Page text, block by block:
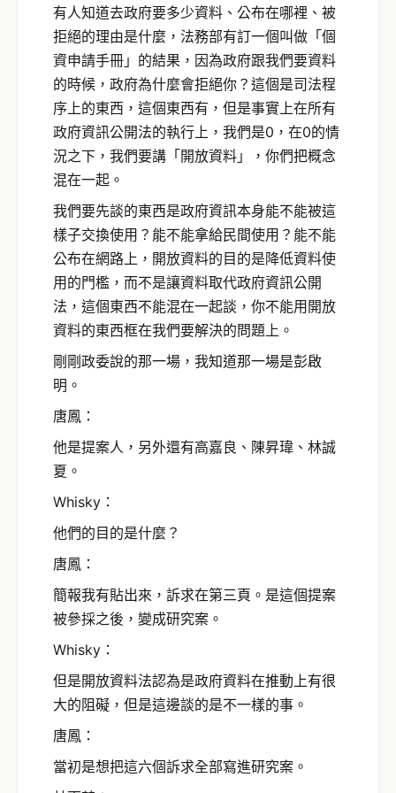
有人知道去政府要多少資料、公布在哪裡、被
拒絕的理由是什麼，法務部有訂一個叫做「個
資申請手冊」的結果，因為政府跟我們要資料
的時候，政府為什麼會拒絕你？這個是司法程
序上的東西，這個東西有，但是事實上在所有
政府資訊公開法的執行上，我們是0，在0的情
況之下，我們要講「開放資料」，你們把概念
混在一起。
我們要先談的東西是政府資訊本身能不能被這
樣子交換使用？能不能拿給民間使用？能不能
公布在網路上，開放資料的目的是降低資料使
用的門檻，而不是讓資料取代政府資訊公開
法，這個東西不能混在一起談，你不能用開放
資料的東西框在我們要解決的問題上。
剛剛政委說的那一場，我知道那一場是彭啟
明。
唐鳳：
他是提案人，另外還有高嘉良、陳昇瑋、林誠
夏。
Whisky：
他們的目的是什麼？
唐鳳：
簡報我有貼出來，訴求在第三頁。是這個提案
被參採之後，變成研究案。
Whisky：
但是開放資料法認為是政府資料在推動上有很
大的阻礙，但是這邊談的是不一樣的事。
唐鳳：
當初是想把這六個訴求全部寫進研究案。